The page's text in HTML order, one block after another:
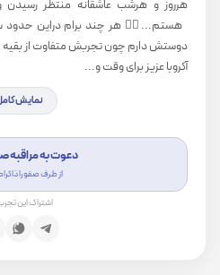
هرروز و هرشب عاشقانه منتظر رسیدن
هستم...🧚‍♀️ هر چند برام دراین حدود
آکروبا عزیز برای وقت و...
نمایش
دعوت به
از طرف صفورا
اشتراک این